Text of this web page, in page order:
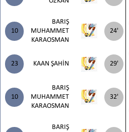
10
BARIŞ
MUHAMMET
KARAOSMAN
24'
23 KAAN ŞAHİN 29'
10
BARIŞ
MUHAMMET
KARAOSMAN
32'
BARIŞ